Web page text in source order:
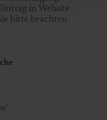
in Website
bitte beachten.